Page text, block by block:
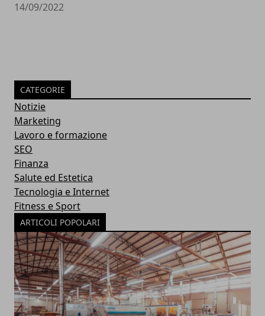
14/09/2022
CATEGORIE
Notizie
Marketing
Lavoro e formazione
SEO
Finanza
Salute ed Estetica
Tecnologia e Internet
Fitness e Sport
ARTICOLI POPOLARI